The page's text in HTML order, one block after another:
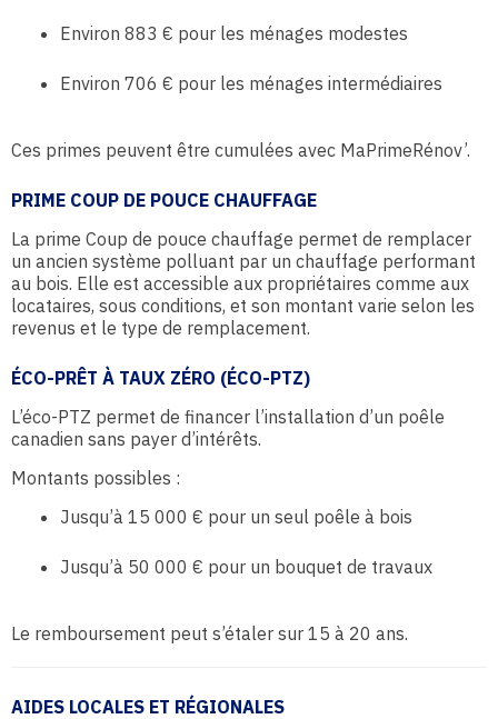
Environ 883 € pour les ménages modestes
Environ 706 € pour les ménages intermédiaires
Ces primes peuvent être cumulées avec MaPrimeRénov’.
PRIME COUP DE POUCE CHAUFFAGE
La prime Coup de pouce chauffage permet de remplacer
un ancien système polluant par un chauffage performant
au bois. Elle est accessible aux propriétaires comme aux
locataires, sous conditions, et son montant varie selon les
revenus et le type de remplacement.
ÉCO-PRÊT À TAUX ZÉRO (ÉCO-PTZ)
L’éco-PTZ permet de financer l’installation d’un poêle
canadien sans payer d’intérêts.
Montants possibles :
Jusqu’à 15 000 € pour un seul poêle à bois
Jusqu’à 50 000 € pour un bouquet de travaux
Le remboursement peut s’étaler sur 15 à 20 ans.
AIDES LOCALES ET RÉGIONALES